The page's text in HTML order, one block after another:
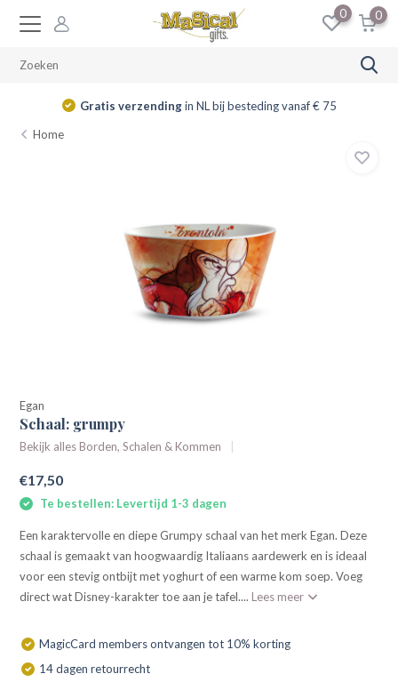
0 0
Gratis verzendingin NL bij besteding vanaf € 75
Home
Egan
Schaal: grumpy
Bekijk alles Borden, Schalen & Kommen
€17,50
Te bestellen: Levertijd 1-3 dagen
Een karaktervolle en diepe Grumpy schaal van het merk Egan. Deze
schaal is gemaakt van hoogwaardig Italiaans aardewerk en is ideaal
voor een stevig ontbijt met yoghurt of een warme kom soep. Voeg
direct wat Disney-karakter toe aan je tafel.... Lees meer
MagicCard members ontvangen tot 10% korting
14 dagen retourrecht